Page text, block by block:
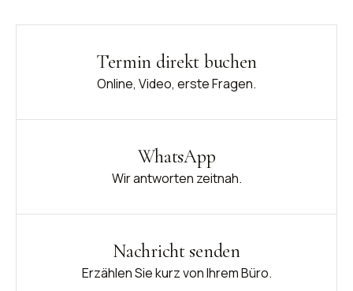
Termin direkt buchen
Online, Video, erste Fragen.
WhatsApp
Wir antworten zeitnah.
Nachricht senden
Erzählen Sie kurz von Ihrem Büro.